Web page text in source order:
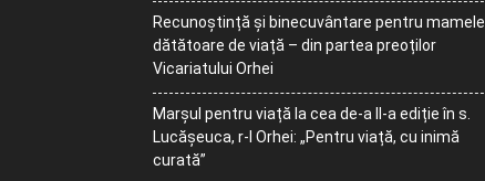
Recunoștință și binecuvântare pentru mamele
dătătoare de viață – din partea preoților
Vicariatului Orhei
Marșul pentru viață la cea de-a II-a ediție în s.
Lucășeuca, r-l Orhei: „Pentru viață, cu inimă
curată”